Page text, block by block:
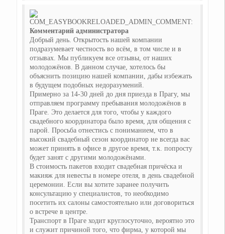
Комментарий администратора
Добрый день. Открытость нашей компании
подразумевает честность во всём, в том числе и в
отзывах. Мы публикуем все отзывы, от наших
молодожёнов. В данном случае, хотелось бы
объяснить позицию нашей компании, дабы избежать
в будущем подобных недоразумений.
Примерно за 14-30 дней до дня приезда в Прагу, мы
отправляем программу пребывания молодожёнов в
Праге. Это делается для того, чтобы у каждого
свадебного координатора было время, для общения с
парой. Просьба отнестись с пониманием, что в
высокий свадебный сезон координатор не всегда вас
может принять в офисе в другое время, т.к. попросту
будет занят с другими молодожёнами.
В стоимость пакетов входит свадебная причёска и
макияж для невесты в номере отеля, в день свадебной
церемонии. Если вы хотите заранее получить
консультацию у специалистов, то необходимо
посетить их салоны самостоятельно или договориться
о встрече в центре.
Транспорт в Праге ходит круглосуточно, вероятно это
и служит причиной того, что фирма, у которой мы